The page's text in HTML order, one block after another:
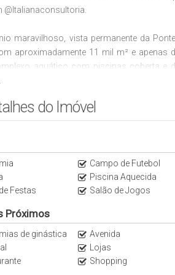
@Italianaconsultoria.
maravilhoso, vista permanente da
aproximadamente 11 mil m² e apenas
aquático com piscinas coberta
Cidade Jardim. Este empreendimento faz
especiais, valores e opções de
Consultoria de Imóveis.
com o padrão de qualidade
através da Marginal Pinheiros,
aquático, espaço para pets,
e acabamentos de primeira qualidade.
Povo: 75 m - Empório Santa Maria: 300 m
Clube Pinheiros: 500 m - Jockey Club
900 m - Shopping Iguatemi: 1,1 km -
do Imóvel
Campo de Futebol
Piscina Aquecida
Festas
Salão de Jogos
Próximos
de ginástica Avenida
Lojas
Shopping